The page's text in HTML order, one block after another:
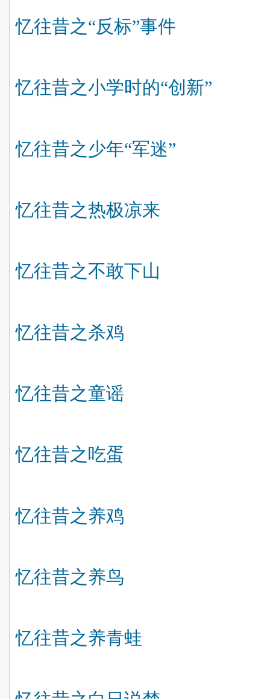
忆往昔之“反标”事件
忆往昔之小学时的“创新”
忆往昔之少年“军迷”
忆往昔之热极凉来
忆往昔之不敢下山
忆往昔之杀鸡
忆往昔之童谣
忆往昔之吃蛋
忆往昔之养鸡
忆往昔之养鸟
忆往昔之养青蛙